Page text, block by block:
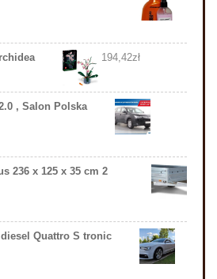
194,42zł
, Salon Polska
236 x 125 x 35 cm 2
Quattro S tronic